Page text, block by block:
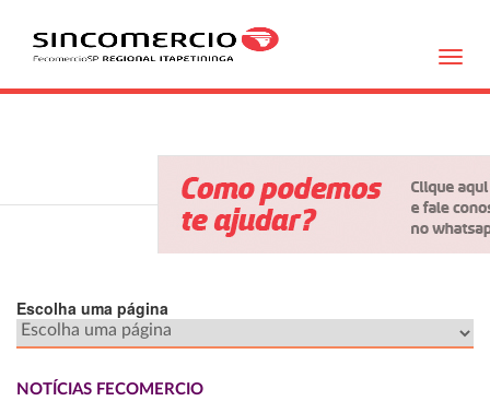
Escolha uma página
NOTÍCIAS FECOMERCIO